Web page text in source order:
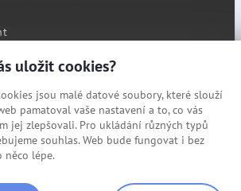
uložit cookies?
jsou malé datové soubory, které slouží
pamatoval vaše nastavení a to, co vás
jej zlepšovali. Pro ukládání různých typů
souhlas. Web bude fungovat i bez
něco lépe.